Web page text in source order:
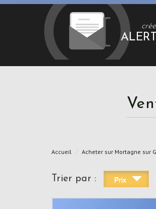
Accueil Acheter sur Mortagne sur
Trier par : Prix